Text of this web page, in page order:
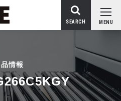
MENU
SEARCH
情報